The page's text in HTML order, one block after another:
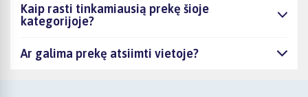
Kaip rasti tinkamiausią prekę šioje
kategorijoje?
Ar galima prekę atsiimti vietoje?